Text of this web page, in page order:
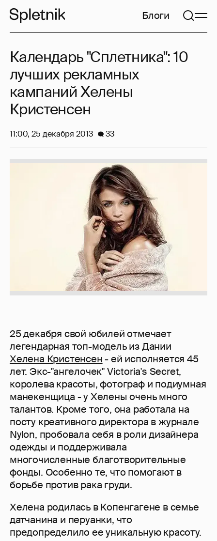
Блоги
25 декабря свой юбилей отмечает
легендарная топ-модель из Дании
Хелена Кристенсен- ей исполняется 45
лет. Экс-"ангелочек" Victoria's Secret,
королева красоты, фотограф и подиумная
манекенщица - у Хелены очень много
талантов. Кроме того, она работала на
посту креативного директора в журнале
Nylon, пробовала себя в роли дизайнера
одежды и поддерживала
многочисленные благотворительные
фонды. Особенно те, что помогают в
борьбе против рака груди.
Хелена родилась в Копенгагене в семье
датчанина и перуанки, что
предопределило ее уникальную красоту.
Календарь "Сплетника": 10
лучших рекламных
кампаний Хелены
Кристенсен
11:00, 25 декабря 2013 33